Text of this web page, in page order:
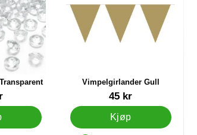
Vimpelgirlander Gull
Varenummer 9973
45 kr
Kjøp